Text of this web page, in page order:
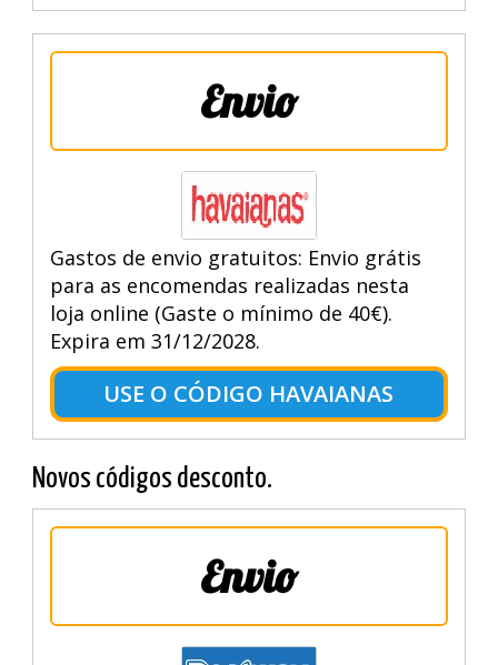
Envio
Gastos de envio gratuitos: Envio grátis
para as encomendas realizadas nesta
loja online (Gaste o mínimo de 40€).
Expira em 31/12/2028.
USE O CÓDIGO HAVAIANAS
Novos códigos desconto.
Envio